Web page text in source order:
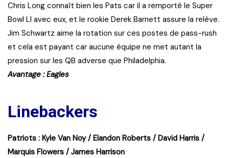
Chris Long connaît bien les Pats car il a remporté le Super
Bowl LI avec eux, et le rookie Derek Barnett assure la relève.
Jim Schwartz aime la rotation sur ces postes de pass-rush
et cela est payant car aucune équipe ne met autant la
pression sur les QB adverse que Philadelphia.
Avantage : Eagles
Linebackers
Patriots : Kyle Van Noy / Elandon Roberts / David Harris /
Marquis Flowers / James Harrison